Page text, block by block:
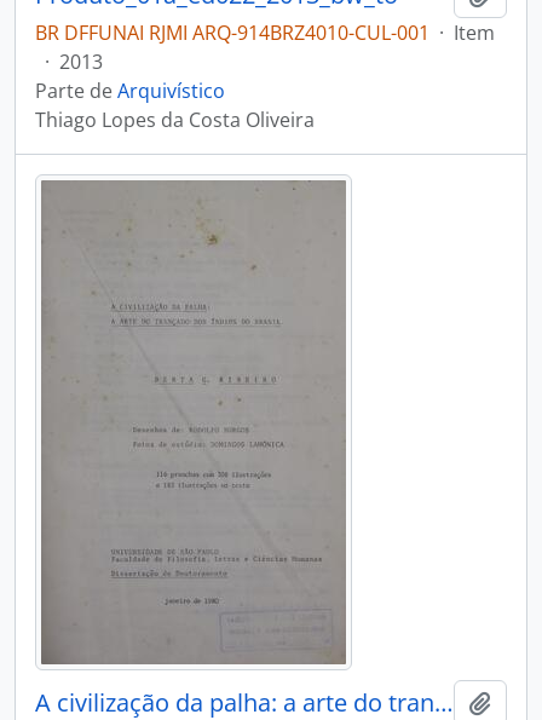
BR DFFUNAI RJMI ARQ-914BRZ4010-CUL-001 · Item
· 2013
Parte deArquivístico
Thiago Lopes da Costa Oliveira
A civilização da palha: a arte do trançado dos índios do Brasil